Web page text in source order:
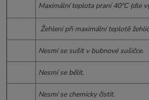
Maximální teplota praní 40°C (dle
Žehlení při maximální teplotě
Nesmí se sušit v bubnové sušičce.
Nesmí se bělit.
Nesmí se chemicky čistit.